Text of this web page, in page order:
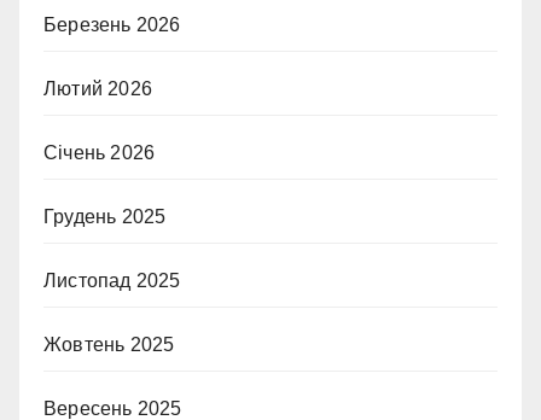
Березень 2026
Лютий 2026
Січень 2026
Грудень 2025
Листопад 2025
Жовтень 2025
Вересень 2025